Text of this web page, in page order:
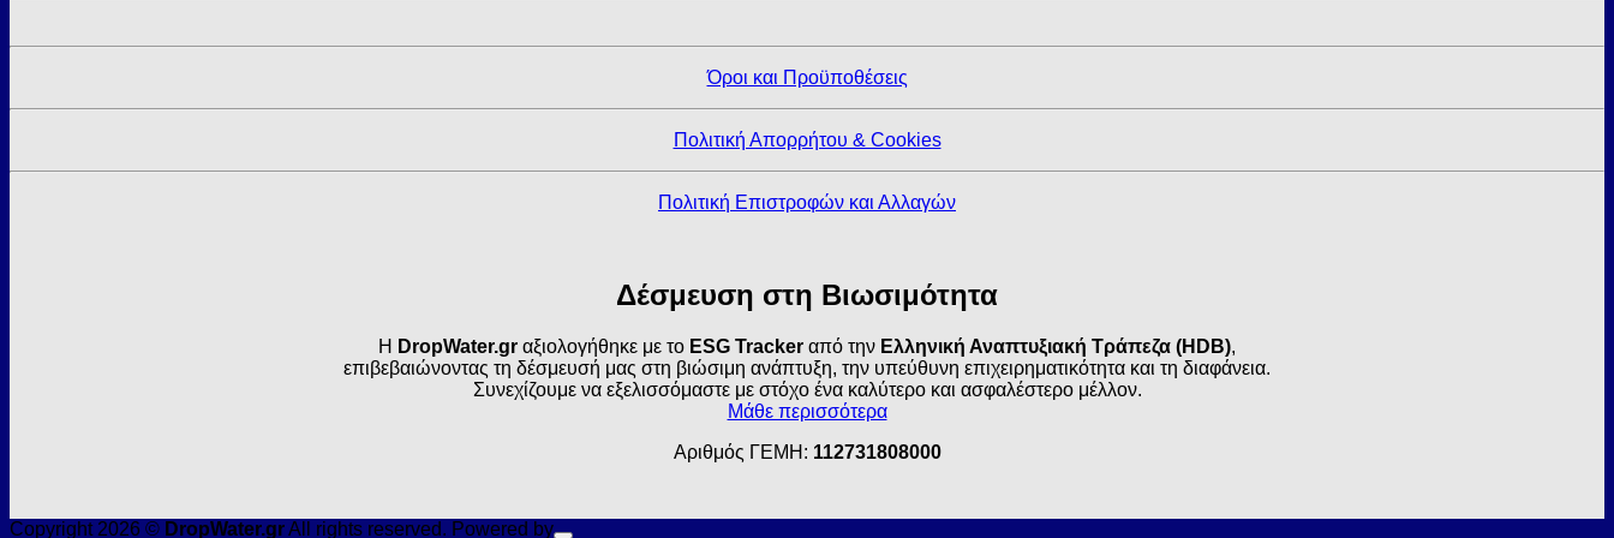
Όροι και Προϋποθέσεις
Πολιτική Απορρήτου & Cookies
Πολιτική Επιστροφών και Αλλαγών
Δέσμευση στη Βιωσιμότητα
Η DropWater.gr αξιολογήθηκε με το ESG Tracker από την Ελληνική Αναπτυξιακή Τράπεζα (HDB),
επιβεβαιώνοντας τη δέσμευσή μας στη βιώσιμη ανάπτυξη, την υπεύθυνη επιχειρηματικότητα και τη διαφάνεια.
Συνεχίζουμε να εξελισσόμαστε με στόχο ένα καλύτερο και ασφαλέστερο μέλλον.
Μάθε περισσότερα
Αριθμός ΓΕΜΗ: 112731808000
Copyright 2026 © DropWater.grAll rights reserved. Powered by